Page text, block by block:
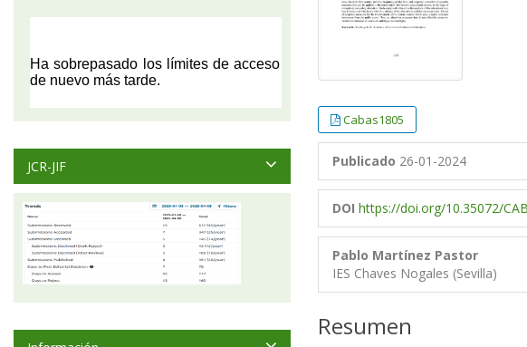
Cabas1805
Publicado 26-01-2024
DOI https://doi.org/10.35072/
Pablo Martínez Pastor
IES Chaves Nogales (Sevilla)
Resumen
JCR-JIF